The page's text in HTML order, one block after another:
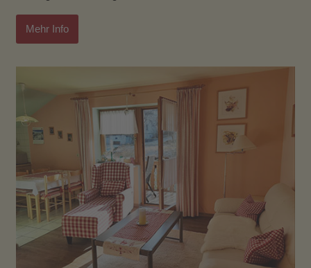
Mehr Info